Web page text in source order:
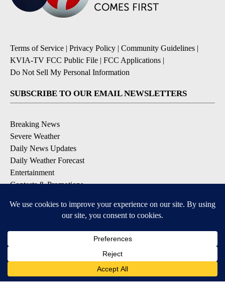
Terms of Service | Privacy Policy | Community Guidelines |
KVIA-TV FCC Public File | FCC Applications |
Do Not Sell My Personal Information
SUBSCRIBE TO OUR EMAIL NEWSLETTERS
Breaking News
Severe Weather
Daily News Updates
Daily Weather Forecast
Entertainment
Contests & Promotions
DOWNLOAD OUR APPS
Available for iOS and Android